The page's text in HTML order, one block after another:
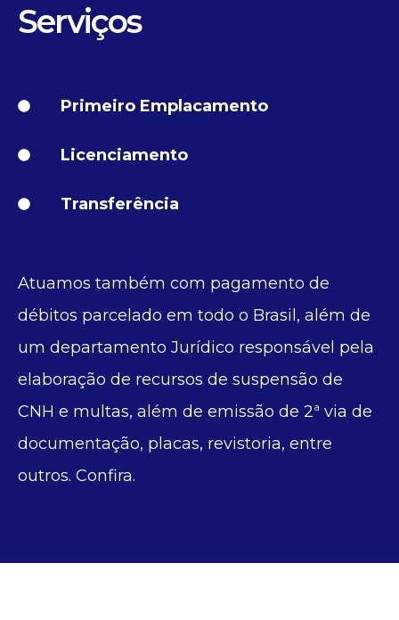
Serviços
Primeiro Emplacamento
Licenciamento
Transferência
Atuamos também com pagamento de
débitos parcelado em todo o Brasil, além de
um departamento Jurídico responsável pela
elaboração de recursos de suspensão de
CNH e multas, além de emissão de 2ª via de
documentação, placas, revistoria, entre
outros. Confira.